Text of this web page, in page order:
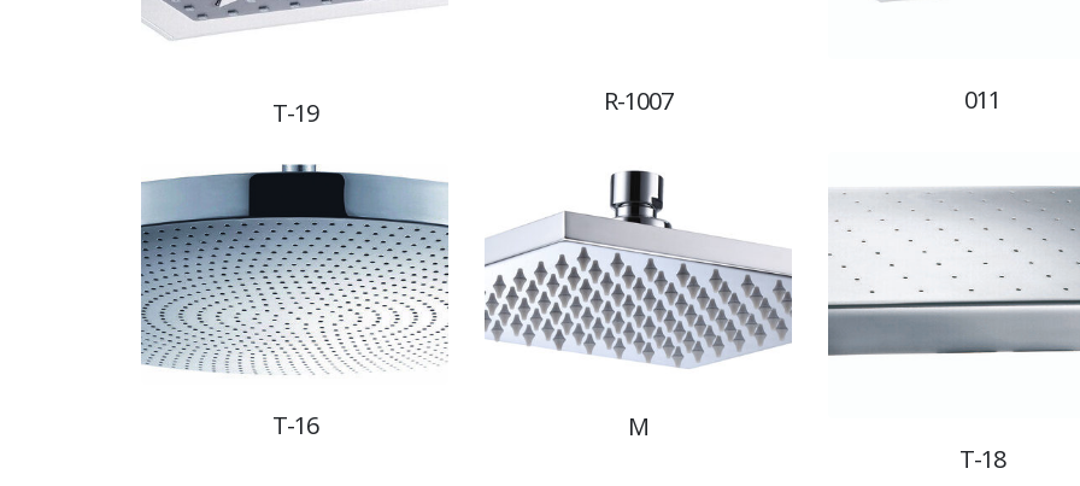
T-19 R-1007 011
T-18
M
T-16